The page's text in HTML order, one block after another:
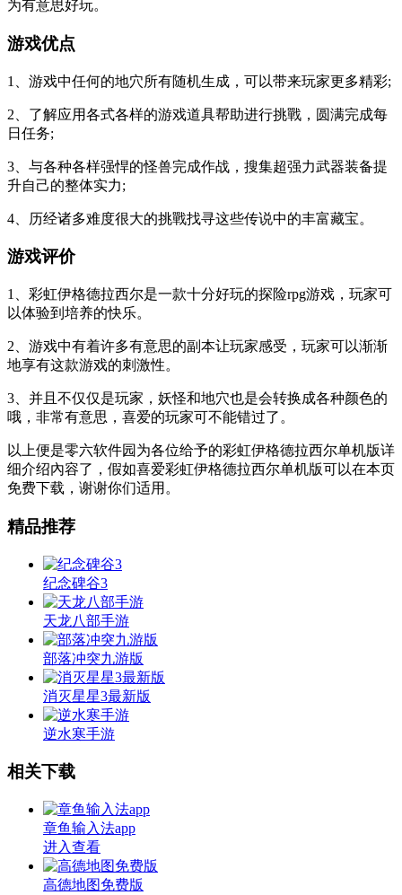
为有意思好玩。
游戏优点
1、游戏中任何的地穴所有随机生成，可以带来玩家更多精彩;
2、了解应用各式各样的游戏道具帮助进行挑戰，圆满完成每
日任务;
3、与各种各样强悍的怪兽完成作战，搜集超强力武器装备提
升自己的整体实力;
4、历经诸多难度很大的挑戰找寻这些传说中的丰富藏宝。
游戏评价
1、彩虹伊格德拉西尔是一款十分好玩的探险rpg游戏，玩家可
以体验到培养的快乐。
2、游戏中有着许多有意思的副本让玩家感受，玩家可以渐渐
地享有这款游戏的刺激性。
3、并且不仅仅是玩家，妖怪和地穴也是会转换成各种颜色的
哦，非常有意思，喜爱的玩家可不能错过了。
以上便是零六软件园为各位给予的彩虹伊格德拉西尔单机版详
细介绍內容了，假如喜爱彩虹伊格德拉西尔单机版可以在本页
免费下载，谢谢你们适用。
精品推荐
纪念碑谷3
天龙八部手游
部落冲突九游版
消灭星星3最新版
逆水寒手游
相关下载
章鱼输入法app
进入查看
高德地图免费版